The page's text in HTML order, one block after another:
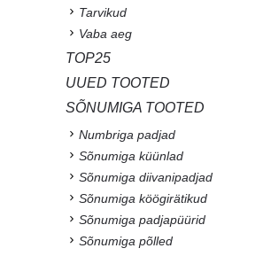
Tarvikud
Vaba aeg
TOP25
UUED TOOTED
SÕNUMIGA TOOTED
Numbriga padjad
Sõnumiga küünlad
Sõnumiga diivanipadjad
Sõnumiga köögirätikud
Sõnumiga padjapüürid
Sõnumiga põlled